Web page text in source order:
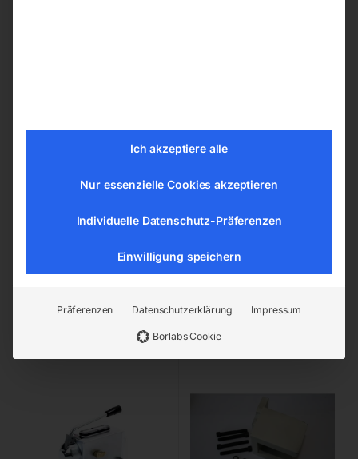
zu Superturn 700/140 Vario
ca. 2 - 3 Tage
Für UBF 140 V
inkl. MwSt.
Lieferzeit:
MFB 20 Vario
Ich akzeptiere alle
Nur essenzielle Cookies akzeptieren
Individuelle Datenschutz-Präferenzen
Einwilligung speichern
Präferenzen Datenschutzerklärung Impressum
Borlabs Cookie